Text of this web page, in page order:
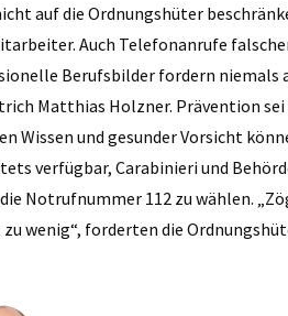
auf die Ordnungshüter
Auch Telefonanrufe
Berufsbilder fordern niemals
Matthias Holzner. Prävention sei
Wissen und gesunder Vorsicht
verfügbar, Carabinieri und
Notrufnummer 112 zu wählen.
wenig“, forderten die